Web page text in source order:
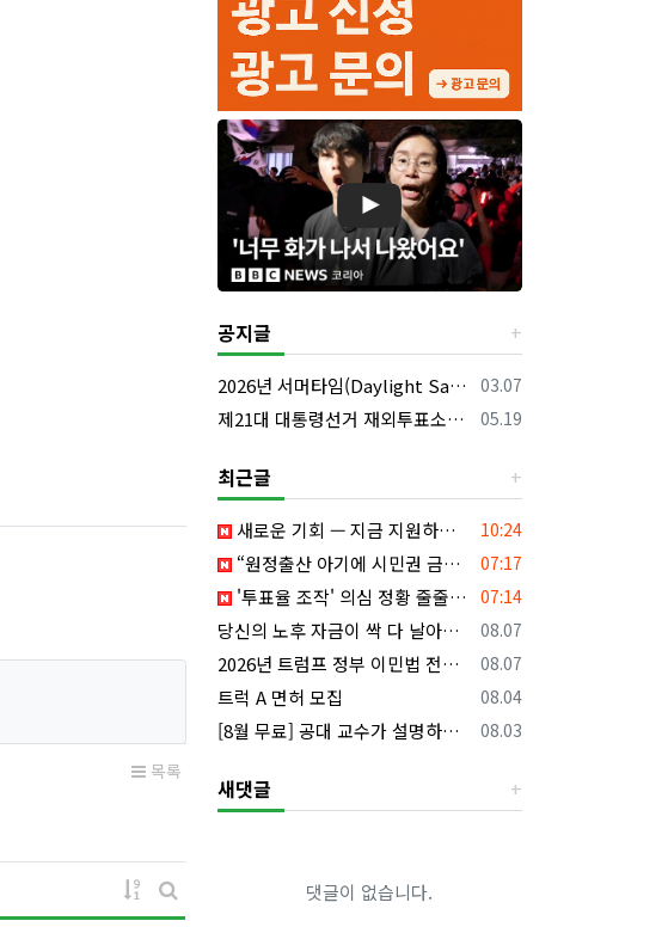
목록
게시물 정렬
게시판 검색
공지글
등록일
03.07
2026년 서머타임(Daylight Saving Time) 시작 안내
등록일
05.19
제21대 대통령선거 재외투표소의 명칭 및 소재지 등의 공고/올랜도 제외 투표소
최근글
등록일
10:24
새로운 기회 — 지금 지원하세요!
등록일
07:17
“원정출산 아기에 시민권 금지”…트럼프, 행정명령 서명
등록일
07:14
'투표율 조작' 의심 정황 줄줄이...전국·대선까지 확대되나
등록일
08.07
당신의 노후 자금이 싹 다 날아갈 수도 있습니다, 롱텀케어 준비 하기
등록일
08.07
2026년 트럼프 정부 이민법 전면 시행 꼭 알아야 할 4가지!!
등록일
08.04
트럭 A 면허 모집
등록일
08.03
[8월 무료] 공대 교수가 설명하는 AP Physics1 물리 온라인 강의
새댓글
댓글이 없습니다.